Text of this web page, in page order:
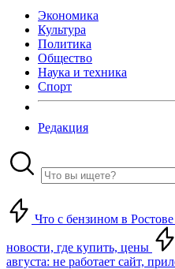
Экономика
Культура
Политика
Общество
Наука и техника
Спорт
Редакция
Что с бензином в
новости, где купить, цены
августа: не работает сайт,